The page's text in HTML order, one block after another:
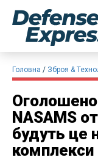
Головна Зброя &
NASAMS
будуть це
комплекси